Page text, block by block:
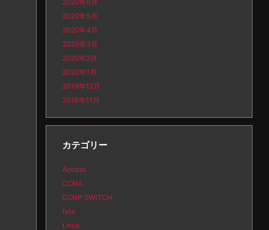
2020年5月
2020年4月
2020年3月
2020年2月
2020年1月
2019年12月
2019年11月
カテゴリー
Access
CCNA
CCNP SWITCH
fate
Linux